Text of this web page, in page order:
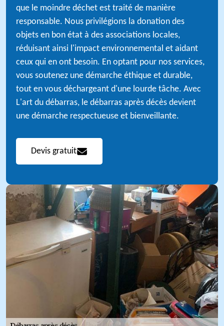
que le moindre déchet est traité de manière
responsable. Nous privilégions la donation des
objets en bon état à des associations locales,
réduisant ainsi l'impact environnemental et aidant
ceux qui en ont besoin. En optant pour nos services,
vous soutenez une démarche éthique et durable,
tout en vous déchargeant d'une lourde tâche. Avec
L'art du débarras, le débarras après décès devient
une démarche respectueuse et bienveillante.
Devis gratuit